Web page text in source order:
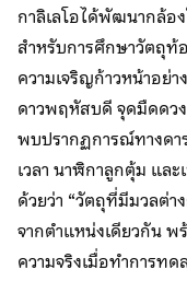
กาลิเลโอได้พัฒนากล้
สำหรับการศึกษาวัตถุท้
ความเจริญก้าวหน้าอย่
ดาวพฤหัสบดี จุดมืดดว
พบปรากฏการณ์ทางดา
เวลา นาฬิกาลูกตุ้ม แล
ด้วยว่า “วัตถุที่มีมวลต่
จากตำแหน่งเดียวกัน พ
ความจริงเมื่อทำการท